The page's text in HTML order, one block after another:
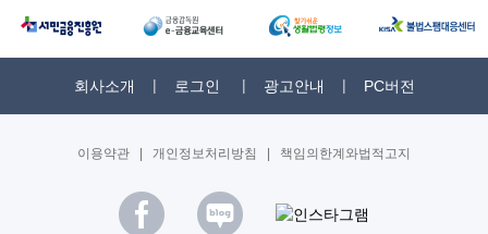
회사소개 로그인 광고안내 PC버전
이용약관 개인정보처리방침 책임의한계와법적고지